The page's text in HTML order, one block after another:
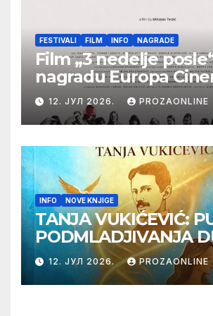
FESTIVALI FILM INFO NAGRADE
Film „3 nedelje
nagradu Europa
Label na Filmskom
u Karlovim Varima
12. ЈУЛ 2026. PROZAONLINE
INFO NOVE KNJIGE
TANJA VUKIĆEVIĆ:
PODMLADJIVANJA
TELA SA TESLOM
12. ЈУЛ 2026. PROZAONLINE